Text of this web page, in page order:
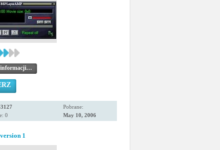
informacji…
0
Pobrane:
May 10, 2006
1